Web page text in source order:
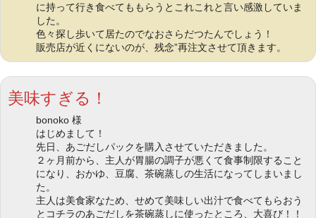
に持って行き食べてももらうとこれこれと言い感激していま
した。
色々探し歩いて居たのでなおさらだつたんでしょう！
販売店が近くにないのが、残念”再注文させて頂きます。
美味すぎる！
bonoko 様
はじめまして！
先日、あごだしパックを購入させていただきました。
２ヶ月前から、主人が胃腸の調子が悪くて食事制限すること
になり、おかゆ、豆腐、茶碗蒸しの生活になってしまいまし
た。
主人は美食家なため、せめて美味しい出汁で食べてもらおう
とコチラのあごだしを茶碗蒸しに使ったところ、大喜び！！